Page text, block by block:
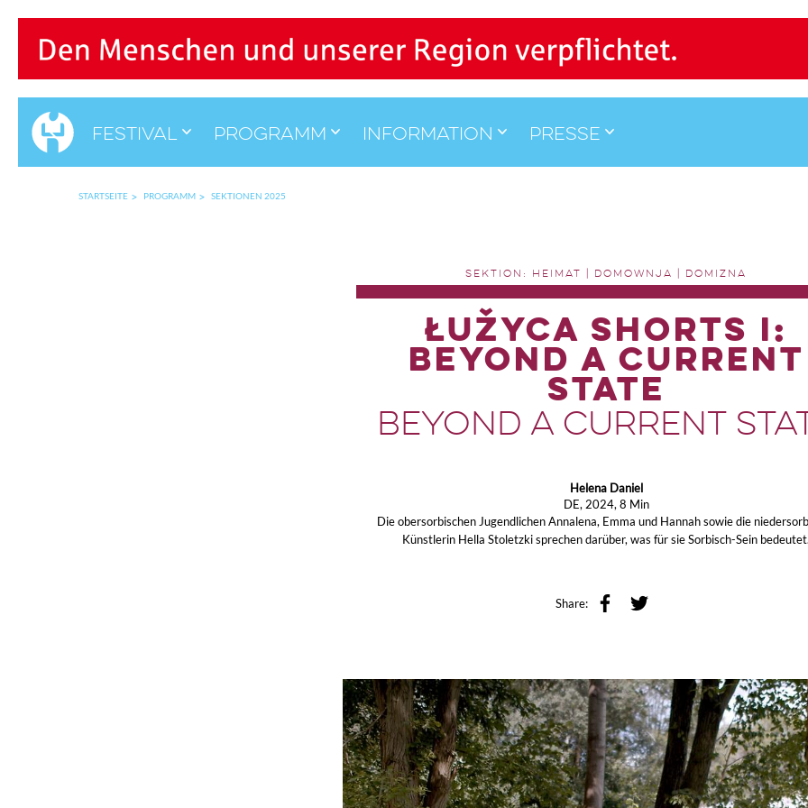
Festival Programm Information Presse
STARTSEITE PROGRAMM SEKTIONEN 2025
SEKTION: HEIMAT | DOMOWNJA | DOMIZNA
ŁUŽYCA SHORTS I:
BEYOND A CURRENT
STATE
BEYOND A CURRENT
Helena Daniel
DE, 2024, 8 Min
Die obersorbischen Jugendlichen Annalena, Emma und Hannah sowie die
Künstlerin Hella Stoletzki sprechen darüber, was für sie Sorbisch-Sein
Share: